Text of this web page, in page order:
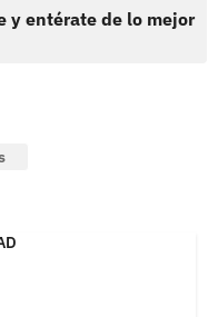
y entérate de lo mejor